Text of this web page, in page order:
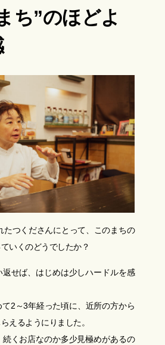
ち”のほどよ
たつくださんにとって、このまちの
いくのどうでしたか？
せば、はじめは少しハードルを感
2～3年経った頃に、近所の方から
えるようにりました。
くお店なのか多少見極めがあるの